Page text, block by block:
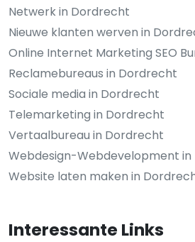
Netwerk in Dordrecht
Nieuwe klanten werven in
Online Internet Marketing SEO
Reclamebureaus in Dordrecht
Sociale media in Dordrecht
Telemarketing in Dordrecht
Vertaalbureau in Dordrecht
Webdesign-Webdevelopment
Website laten maken in
Interessante Links